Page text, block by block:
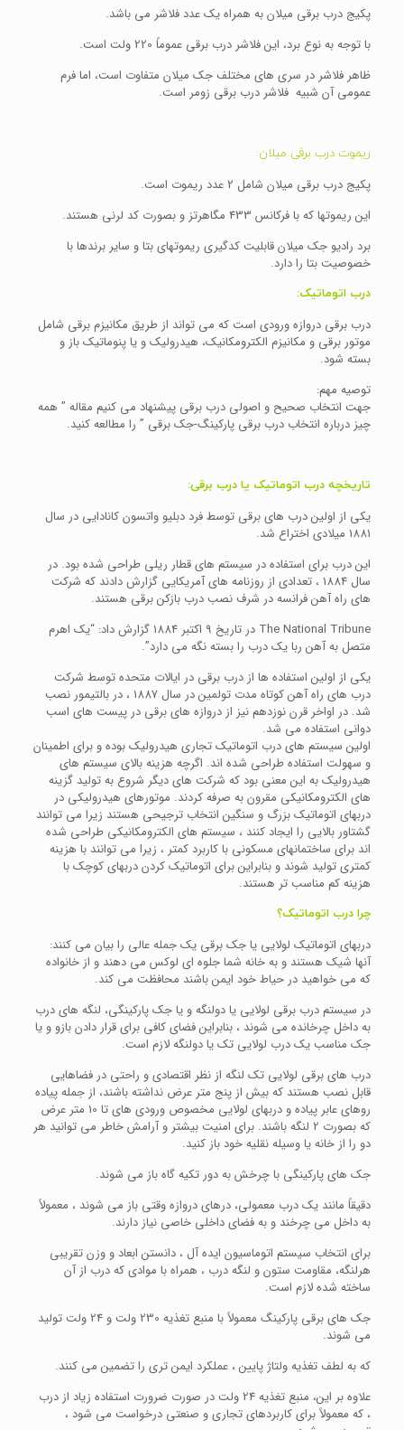
پکیج درب برقی میلان به همراه یک عدد فلاشر می باشد.
با توجه به نوع برد، این فلاشر درب برقی عموماً 220 ولت است.
ظاهر فلاشر در سری های مختلف جک میلان متفاوت است، اما فرم
عمومی آن شبیه فلاشر درب برقی زومر است.
ریموت درب برقی میلان:
پکیج درب برقی میلان شامل 2 عدد ریموت است.
این ریموتها که با فرکانس 433 مگاهرتز و بصورت کد لرنی هستند.
برد رادیو جک میلان قابلیت کدگیری ریموتهای بتا و سایر برندها با
خصوصیت بتا را دارد.
درب اتوماتیک:
درب برقی دروازه ورودی است که می تواند از طریق مکانیزم برقی شامل
موتور برقی و مکانیزم الکترومکانیک، هیدرولیک و یا پنوماتیک باز و
بسته شود.
توصیه مهم:
جهت انتخاب صحیح و اصولی درب برقی پیشنهاد می کنیم مقاله ” همه
چیز درباره انتخاب درب برقی پارکینگ-جک برقی ” را مطالعه کنید.
تاریخچه درب اتوماتیک یا درب برقی:
یکی از اولین درب های برقی توسط فرد دبلیو واتسون کانادایی در سال
1881 میلادی اختراع شد.
این درب برای استفاده در سیستم های قطار ریلی طراحی شده بود. در
سال 1884 ، تعدادی از روزنامه های آمریکایی گزارش دادند که شرکت
های راه آهن فرانسه در شرف نصب درب بازکن برقی هستند.
The National Tribune در تاریخ 9 اکتبر 1884 گزارش داد: “یک اهرم
متصل به آهن ربا یک درب را بسته نگه می دارد”.
یکی از اولین استفاده ها از درب برقی در ایالات متحده توسط شرکت
درب های راه آهن کوتاه مدت تولمین در سال 1887 ، در بالتیمور نصب
شد. در اواخر قرن نوزدهم نیز از دروازه های برقی در پیست های اسب
دوانی استفاده می شد.
اولین سیستم های درب اتوماتیک تجاری هیدرولیک بوده و برای اطمینان
و سهولت استفاده طراحی شده اند. اگرچه هزینه بالای سیستم های
هیدرولیک به این معنی بود که شرکت های دیگر شروع به تولید گزینه
های الکترومکانیکی مقرون به صرفه کردند. موتورهای هیدرولیکی در
دربهای اتوماتیک بزرگ و سنگین انتخاب ترجیحی هستند زیرا می توانند
گشتاور بالایی را ایجاد کنند ، سیستم های الکترومکانیکی طراحی شده
اند برای ساختمانهای مسکونی با کاربرد کمتر ، زیرا می توانند با هزینه
کمتری تولید شوند و بنابراین برای اتوماتیک کردن دربهای کوچک با
هزینه کم مناسب تر هستند.
چرا درب اتوماتیک؟
دربهای اتوماتیک لولایی یا جک برقی یک جمله عالی را بیان می کنند:
آنها شیک هستند و به خانه شما جلوه ای لوکس می دهند و از خانواده
که می خواهید در حیاط خود ایمن باشند محافظت می کند.
در سیستم درب برقی لولایی یا دولنگه و یا جک پارکینگی، لنگه های درب
به داخل چرخانده می شوند ، بنابراین فضای کافی برای قرار دادن بازو و یا
جک مناسب یک درب لولایی تک یا دولنگه لازم است.
درب های برقی لولایی تک لنگه از نظر اقتصادی و راحتی در فضاهایی
قابل نصب هستند که بیش از پنج متر عرض نداشته باشند، از جمله پیاده
روهای عابر پیاده و دربهای لولایی مخصوص ورودی های تا 10 متر عرض
که بصورت 2 لنگه باشند. برای امنیت بیشتر و آرامش خاطر می توانید هر
دو را از خانه یا وسیله نقلیه خود باز کنید.
جک های پارکینگی با چرخش به دور تکیه گاه باز می شوند.
دقیقاً مانند یک درب معمولی، درهای دروازه وقتی باز می شوند ، معمولاً
به داخل می چرخند و به فضای داخلی خاصی نیاز دارند.
برای انتخاب سیستم اتوماسیون ایده آل ، دانستن ابعاد و وزن تقریبی
هرلنگه، مقاومت ستون و لنگه درب ، همراه با موادی که درب از آن
ساخته شده لازم است.
جک های برقی پارکینگ معمولاً با منبع تغذیه 230 ولت و 24 ولت تولید
می شوند.
که به لطف تغذیه ولتاژ پایین ، عملکرد ایمن تری را تضمین می کنند.
علاوه بر این، منبع تغذیه 24 ولت در صورت ضرورت استفاده زیاد از درب
، که معمولاً برای کاربردهای تجاری و صنعتی درخواست می شود ،